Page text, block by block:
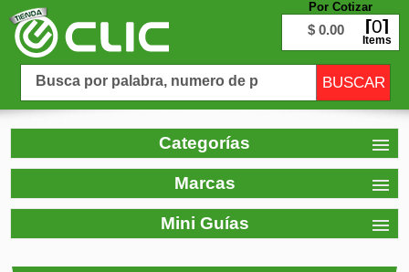
Por Cotizar
$ 0.00 0
Items
Categorías
Marcas
Mini Guías